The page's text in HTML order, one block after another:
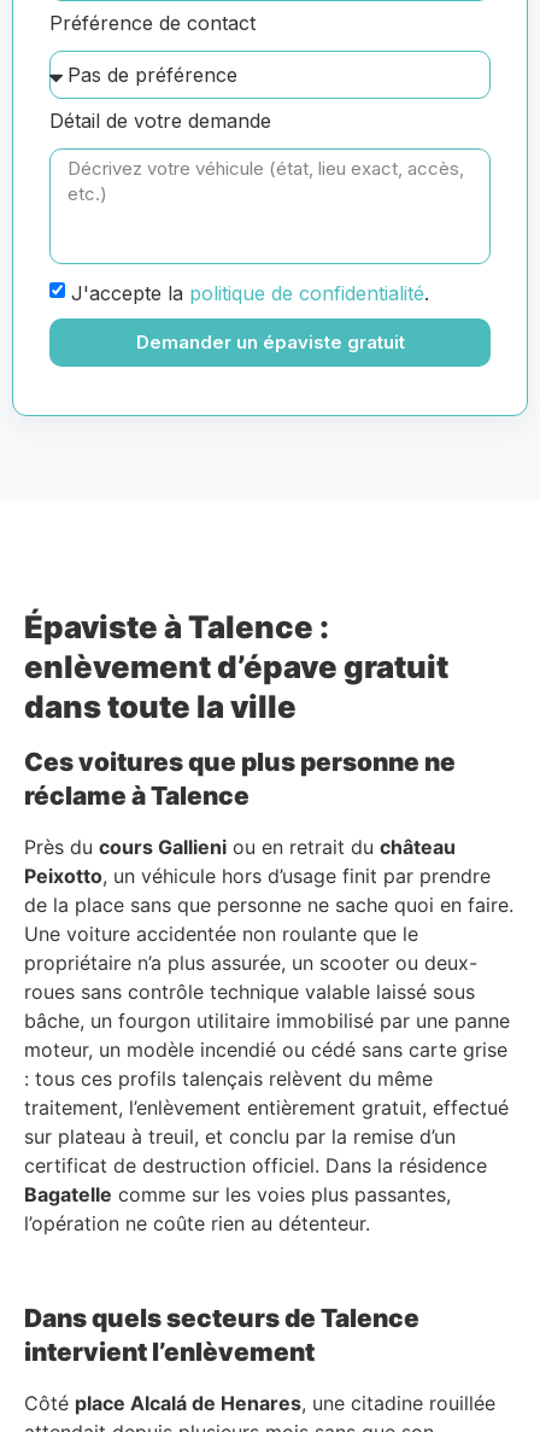
Préférence de contact
Détail de votre demande
J'accepte la politique de confidentialité.
Demander un épaviste gratuit
Épaviste à Talence :
enlèvement d’épave gratuit
dans toute la ville
Ces voitures que plus personne ne
réclame à Talence
Près du cours Gallieni ou en retrait du château
Peixotto, un véhicule hors d’usage finit par prendre
de la place sans que personne ne sache quoi en faire.
Une voiture accidentée non roulante que le
propriétaire n’a plus assurée, un scooter ou deux-
roues sans contrôle technique valable laissé sous
bâche, un fourgon utilitaire immobilisé par une panne
moteur, un modèle incendié ou cédé sans carte grise
: tous ces profils talençais relèvent du même
traitement, l’enlèvement entièrement gratuit, effectué
sur plateau à treuil, et conclu par la remise d’un
certificat de destruction officiel. Dans la résidence
Bagatelle comme sur les voies plus passantes,
l’opération ne coûte rien au détenteur.
Dans quels secteurs de Talence
intervient l’enlèvement
Côté place Alcalá de Henares, une citadine rouillée